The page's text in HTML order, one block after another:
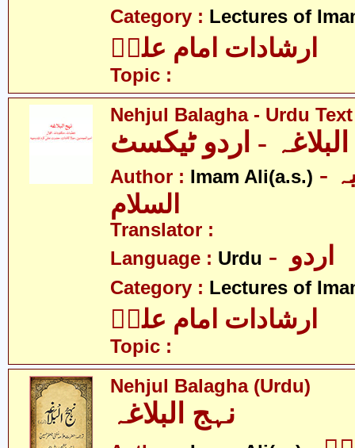
Category : Lectures of
ارشادات امام علیؑ
Topic :
Nehjul Balagha - Urdu Text
- اردو ٹیکسٹ
Author : Imam Ali(a.s.) - امام علی علیہ
السلام
Translator :
Language : Urdu
Category : Lectures of
ارشادات امام علیؑ
Topic :
Nehjul Balagha (Urdu)
نہج البلاغہ